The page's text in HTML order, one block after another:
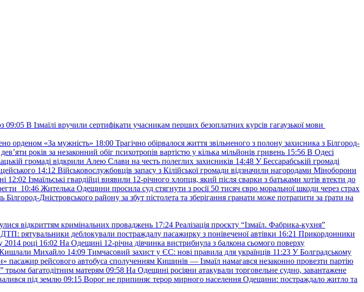
09:05 В Ізмаїлі вручили сертифікати учасникам перших безоплатних курсів гагаузької мови
орденом «За мужність» 18:00 Трагічно обірвалося життя звільненого з полону захисника з Білгород-
років за незаконний обіг психотропів вартістю у кілька мільйонів гривень 15:56 В Одесі
громаді відкрили Алею Слави на честь полеглих захисників 14:48 У Бессарабській громаді
14:12 Військовослужбовців запасу з Кілійської громади відзначили нагородами Міноборони
12:02 Ізмаїльські гвардійці виявили 12-річного хлопця, який після сварки з батьками хотів втекти до
10:46 Жителька Одещини просила суд стягнути з росії 50 тисяч євро моральної шкоди через страх
Білгород-Дністровського району за збут пістолета та зберігання гранати може потрапити за ґрати на
відкриттям кримінальних проваджень 17:24 Реалізація проєкту “Ізмаїл. Фабрика-кухня”
рятувальники деблокували постраждалу пасажирку з понівеченої автівки 16:21 Прикордонники
2014 році 16:02 На Одещині 12-річна дівчинка вистрибнула з балкона сьомого поверху
Кишлали Михайло 14:09 Тимчасовий захист у ЄС: нові правила для українців 11:23 У Болградському
пасажир рейсового автобуса сполученням Кишинів — Ізмаїл намагався незаконно провезти партію
трьом багатодітним матерям 09:58 На Одещині росіяни атакували торговельне судно, завантажене
під землю 09:15 Ворог не припиняє терор мирного населення Одещини: постраждало житло та